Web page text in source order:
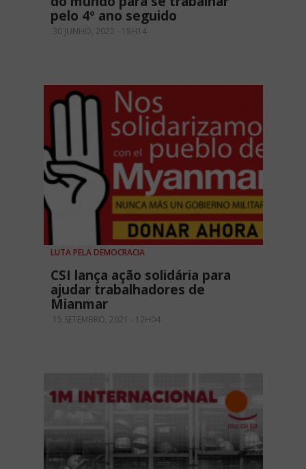
pelo 4º ano seguido
30 JUNHO, 2022 - 15H14
LUTA PELA DEMOCRACIA
CSI lança ação solidária para
ajudar trabalhadores de
Mianmar
15 SETEMBRO, 2021 - 12H04